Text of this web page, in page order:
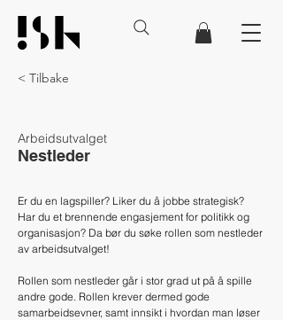
< Tilbake
Arbeidsutvalget
Nestleder
Er du en lagspiller? Liker du å jobbe strategisk?
Har du et brennende engasjement for politikk og
organisasjon? Da bør du søke rollen som nestleder
av arbeidsutvalget!
Rollen som nestleder går i stor grad ut på å spille
andre gode. Rollen krever dermed gode
samarbeidsevner, samt innsikt i hvordan man løser